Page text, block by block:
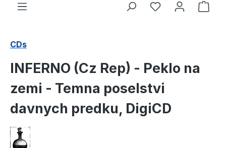
CDs
INFERNO (Cz Rep) - Peklo na
zemi - Temna poselstvi
davnych predku, DigiCD